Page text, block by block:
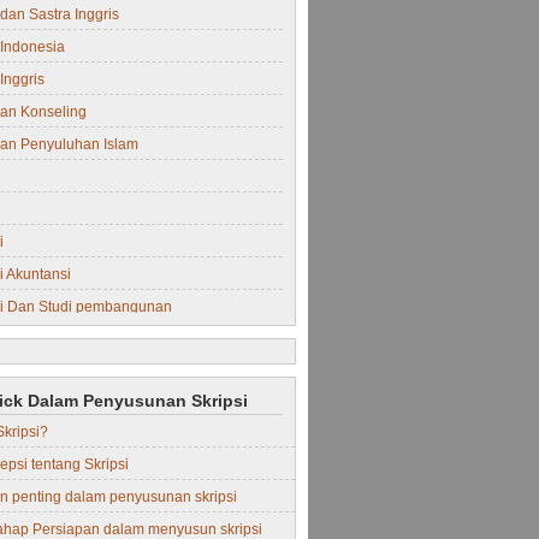
Sastra Inggris
Konseling
Penyuluhan Islam
Akuntansi
Dan Studi pembangunan
Manajemen
Dalam Penyusunan Skripsi
tentang Skripsi
penting dalam penyusunan skripsi
Persiapan dalam menyusun skripsi